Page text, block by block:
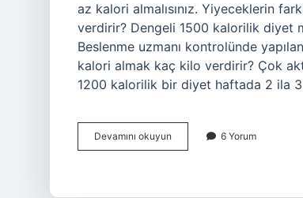
az kalori almalısınız. Yiyeceklerin
verdirir? Dengeli 1500 kalorilik diyet
Beslenme uzmanı kontrolünde
kalori almak kaç kilo verdirir? Çok
1200 kalorilik bir diyet haftada 2 ila
Devamını okuyun
1000
6 Yorum